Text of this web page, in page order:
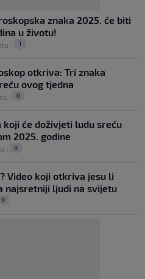
znaka 2025. će biti
u životu!
1
otkriva: Tri znaka
ovog tjedna
0
koji će doživjeti ludu sreću
2025. godine
0
Video koji otkriva jesu li
najsretniji ljudi na svijetu
0